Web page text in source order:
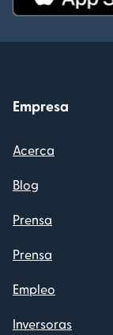
Empresa
Acerca
Blog
Prensa
Prensa
Empleo
Inversoras